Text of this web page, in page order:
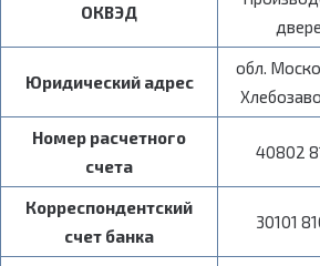
ОКВЭД
Юридический адрес
обл.
Номер расчетного
счета
40802
Корреспондентский
счет банка
30101